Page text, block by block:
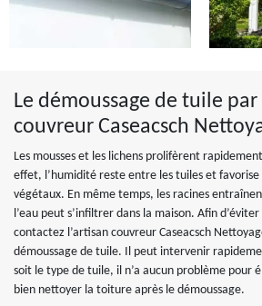
Le démoussage de tuile par
couvreur Caseacsch
Les mousses et les lichens prolifèrent
effet, l’humidité reste entre les tuiles et
végétaux. En même temps, les racines
l’eau peut s’infiltrer dans la maison. Afin
contactez l’artisan couvreur Caseacsch
démoussage de tuile. Il peut intervenir
soit le type de tuile, il n’a aucun problème pour
bien nettoyer la toiture après le démoussage.